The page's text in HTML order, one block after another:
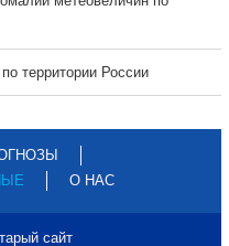
территории России
О НАС
сайт